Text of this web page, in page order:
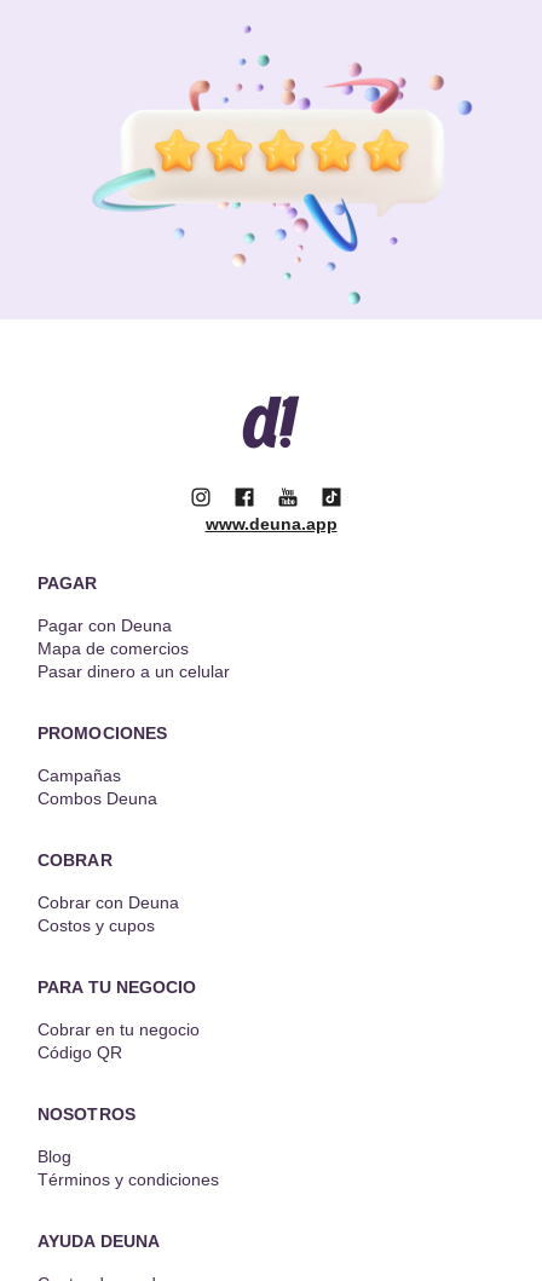
www.deuna.app
PAGAR
Pagar con Deuna
Mapa de comercios
Pasar dinero a un celular
PROMOCIONES
Campañas
Combos Deuna
COBRAR
Cobrar con Deuna
Costos y cupos
PARA TU NEGOCIO
Cobrar en tu negocio
Código QR
NOSOTROS
Blog
Términos y condiciones
AYUDA DEUNA